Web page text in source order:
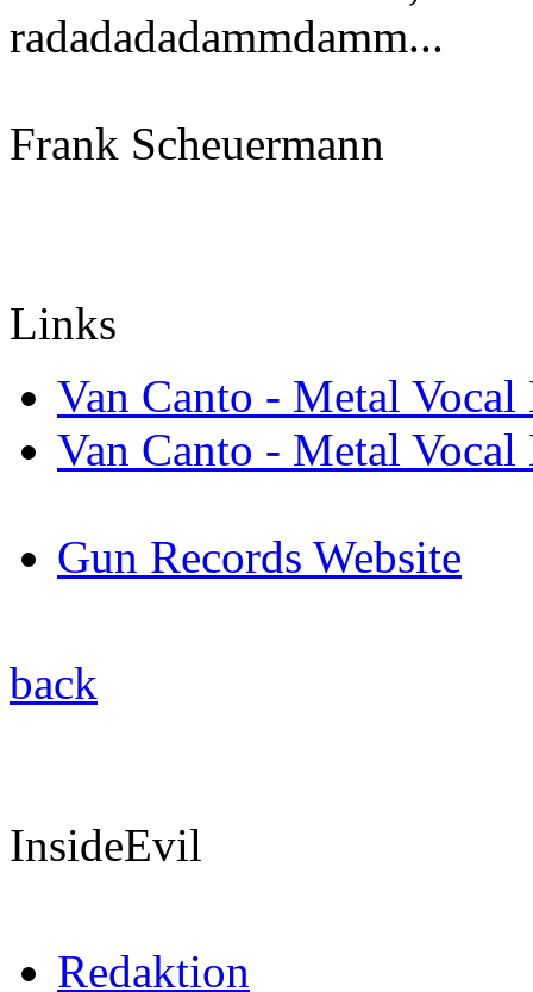
radadadadammdamm...
Frank Scheuermann
Links
Van Canto - Metal
Van Canto - Metal
Gun Records Website
back
InsideEvil
Redaktion